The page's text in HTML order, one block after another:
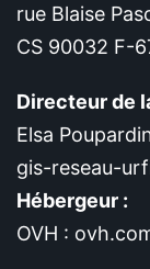
rue Blaise
CS 90032 F-
Directeur de
Elsa
gis-reseau-
Hébergeur :
OVH :